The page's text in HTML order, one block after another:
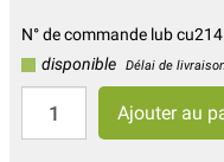
N° de commande lub
disponible
Délai de